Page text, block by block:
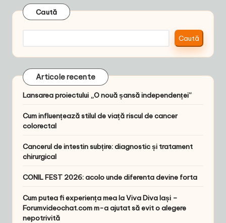
Caută
Caută
Articole recente
Lansarea proiectului „O nouă șansă independenței”
Cum influențează stilul de viață riscul de cancer
colorectal
Cancerul de intestin subțire: diagnostic și tratament
chirurgical
CONIL FEST 2026: acolo unde diferenta devine forta
Cum putea fi experiența mea la Viva Diva Iași –
Forumvideochat.com m-a ajutat să evit o alegere
nepotrivită